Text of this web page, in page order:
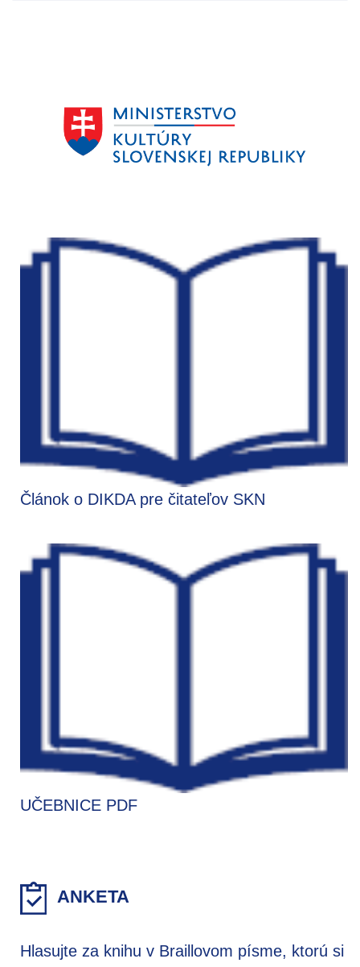
Článok o DIKDA pre čitateľov SKN
UČEBNICE PDF
ANKETA
Hlasujte za knihu v Braillovom písme, ktorú si